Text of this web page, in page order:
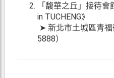
「馥華之丘」接待
in TUCHENG》
➤ 新北市土城區青
5888）